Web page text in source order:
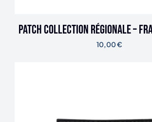
Patch Collection Régionale –
10,00€